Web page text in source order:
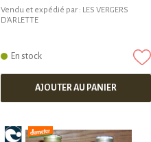
Vendu et expédié par : LES VERGERS
D'ARLETTE
En stock
AJOUTER AU PANIER